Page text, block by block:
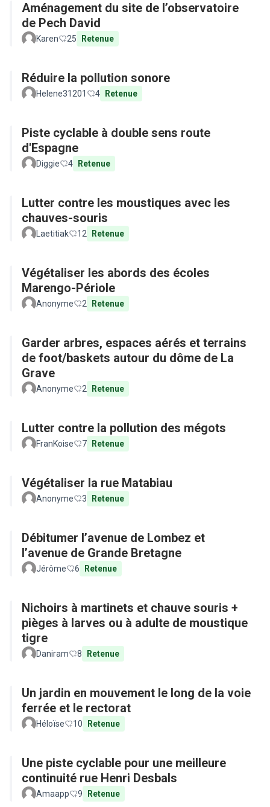
Aménagement du site de l’observatoire
de Pech David
Karen 25 Retenue
Réduire la pollution sonore
Helene31201 4 Retenue
Piste cyclable à double sens route
d'Espagne
Diggie 4 Retenue
Lutter contre les moustiques avec les
chauves-souris
Laetitiak 12 Retenue
Végétaliser les abords des écoles
Marengo-Périole
Anonyme 2 Retenue
Garder arbres, espaces aérés et terrains
de foot/baskets autour du dôme de La
Grave
Anonyme 2 Retenue
Lutter contre la pollution des mégots
FranKoise 7 Retenue
Végétaliser la rue Matabiau
Anonyme 3 Retenue
Débitumer l’avenue de Lombez et
l’avenue de Grande Bretagne
Jérôme 6 Retenue
Nichoirs à martinets et chauve souris +
pièges à larves ou à adulte de moustique
tigre
Daniram 8 Retenue
Un jardin en mouvement le long de la voie
ferrée et le rectorat
Héloïse 10 Retenue
Une piste cyclable pour une meilleure
continuité rue Henri Desbals
Amaapp 9 Retenue